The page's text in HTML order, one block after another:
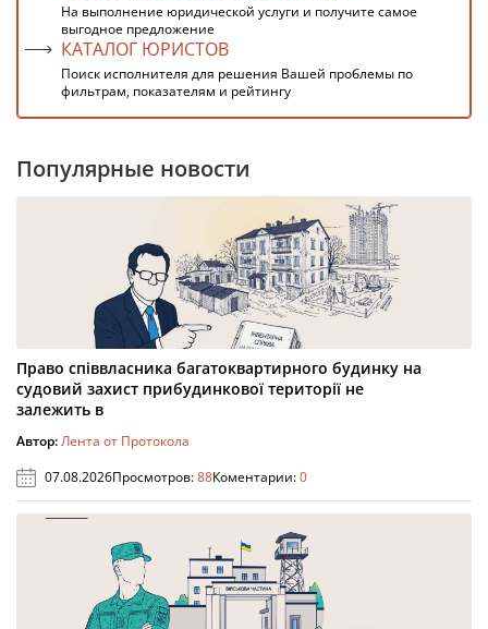
На выполнение юридической услуги и получите самое
выгодное предложение
КАТАЛОГ ЮРИСТОВ
Поиск исполнителя для решения Вашей проблемы по
фильтрам, показателям и рейтингу
Популярные новости
Право співвласника багатоквартирного будинку на
судовий захист прибудинкової території не
залежить в
Автор:Лента от Протокола
07.08.2026Просмотров:88Коментарии:0